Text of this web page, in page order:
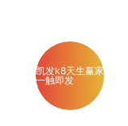
凯发k8天生赢家
一触即发